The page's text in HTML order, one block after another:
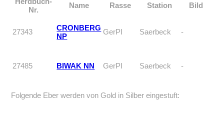
Nr.
Name Rasse Station Bild
27343
CRONBERG
NP
GerPI Saerbeck -
27485 BIWAK NN GerPI Saerbeck -
Folgende Eber werden von Gold in Silber eingestuft: